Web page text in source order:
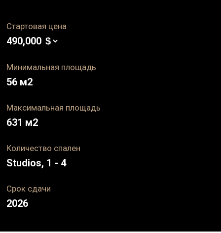
Стартовая цена
490,000
Минимальная площадь
56 м2
Максимальная площадь
631 м2
Количество спален
Studios, 1 - 4
Срок сдачи
2026